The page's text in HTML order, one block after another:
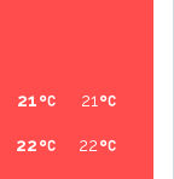
21
21
22
22